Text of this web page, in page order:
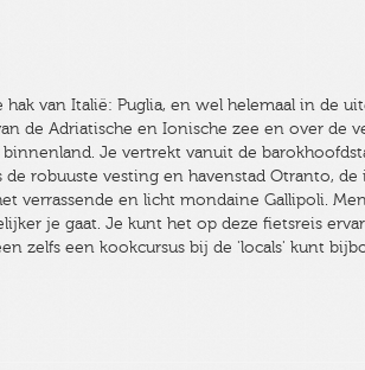
van Italië: Puglia, en wel helemaal in de
de Adriatische en Ionische zee en over de
Je vertrekt vanuit de
robuuste vesting en havenstad Otranto,
verrassende en licht mondaine Gallipoli.
je gaat. Je kunt het op deze fietsreis
zelfs een kookcursus bij de 'locals' kunt